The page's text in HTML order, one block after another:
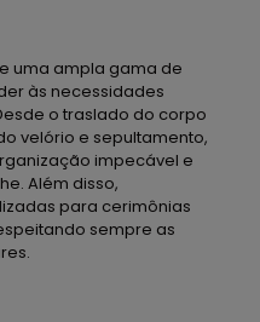
uma ampla gama de
às necessidades
o traslado do corpo
velório e sepultamento,
impecável e
Além disso,
para cerimônias
sempre as